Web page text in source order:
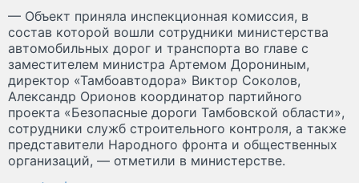
— Объект приняла инспекционная комиссия, в
состав которой вошли сотрудники министерства
автомобильных дорог и транспорта во главе с
заместителем министра Артемом Дорониным,
директор «Тамбоавтодора» Виктор Соколов,
Александр Орионов координатор партийного
проекта «Безопасные дороги Тамбовской области»,
сотрудники служб строительного контроля, а также
представители Народного фронта и общественных
организаций, — отметили в министерстве.